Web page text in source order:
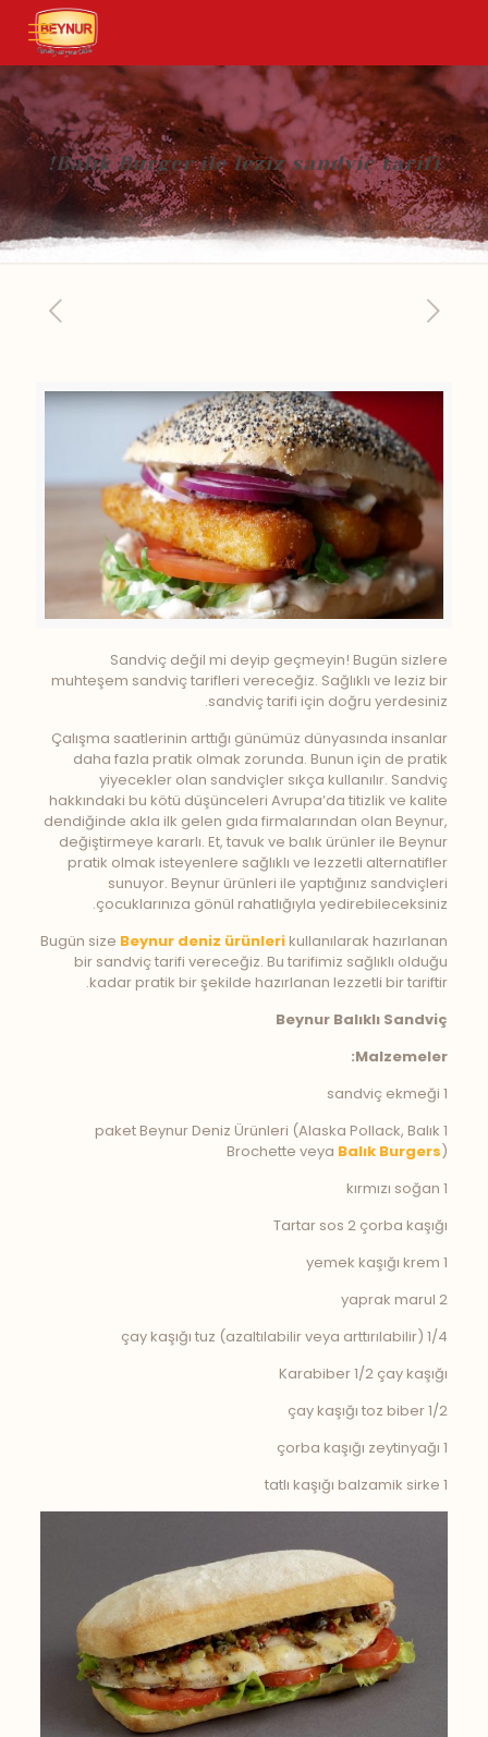
Balık Burger ile leziz sandviç tarifi!
Sandviç değil mi deyip geçmeyin! Bugün sizlere
muhteşem sandviç tarifleri vereceğiz. Sağlıklı ve leziz bir
sandviç tarifi için doğru yerdesiniz.
Çalışma saatlerinin arttığı günümüz dünyasında insanlar
daha fazla pratik olmak zorunda. Bunun için de pratik
yiyecekler olan sandviçler sıkça kullanılır. Sandviç
hakkındaki bu kötü düşünceleri Avrupa’da titizlik ve kalite
dendiğinde akla ilk gelen gıda firmalarından olan Beynur,
değiştirmeye kararlı. Et, tavuk ve balık ürünler ile Beynur
pratik olmak isteyenlere sağlıklı ve lezzetli alternatifler
sunuyor. Beynur ürünleri ile yaptığınız sandviçleri
çocuklarınıza gönül rahatlığıyla yedirebileceksiniz.
Bugün size Beynur deniz ürünleri kullanılarak hazırlanan
bir sandviç tarifi vereceğiz. Bu tarifimiz sağlıklı olduğu
kadar pratik bir şekilde hazırlanan lezzetli bir tariftir.
Beynur Balıklı Sandviç
Malzemeler:
1 sandviç ekmeği
1 paket Beynur Deniz Ürünleri (Alaska Pollack, Balık
Brochette veya Balık Burgers)
1 kırmızı soğan
Tartar sos 2 çorba kaşığı
1 yemek kaşığı krem
2 yaprak marul
1/4 çay kaşığı tuz (azaltılabilir veya arttırılabilir)
Karabiber 1/2 çay kaşığı
1/2 çay kaşığı toz biber
1 çorba kaşığı zeytinyağı
1 tatlı kaşığı balzamik sirke